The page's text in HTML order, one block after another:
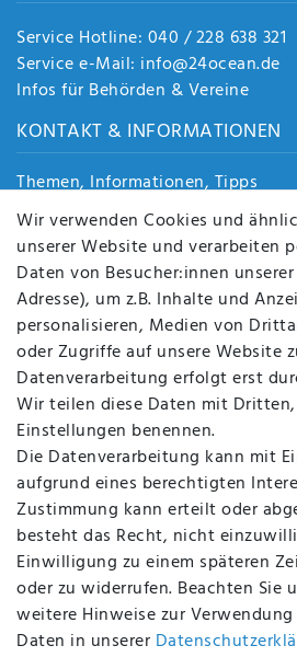
Service Hotline: 040 / 228 638 321
Service e-Mail: info@24ocean.de
Infos für Behörden & Vereine
KONTAKT & INFORMATIONEN
Themen, Informationen, Tipps
Jobs
Über uns
Kontakt
Datenschutz
AGB
FAQ
Batterieentsorgung
Altölverordnung
Impressum
BEQUEM UND SICHER
BEI UNS SIND SIE SICHER!
Wir verwenden Cookies und
unserer Website und verarbeiten
Daten von Besucher:innen
Adresse), um z.B. Inhalte und
personalisieren, Medien von
oder Zugriffe auf unsere Website
Datenverarbeitung erfolgt erst
Wir teilen diese Daten mit
Einstellungen benennen.
Die Datenverarbeitung kann mit
aufgrund eines berechtigten
Zustimmung kann erteilt oder
besteht das Recht, nicht
Einwilligung zu einem späteren
oder zu widerrufen. Beachten Sie
weitere Hinweise zur
Daten in unserer